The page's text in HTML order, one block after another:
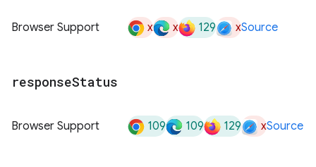
Browser Support x x 129 xSource
responseStatus
Browser Support 109 109 129 xSource